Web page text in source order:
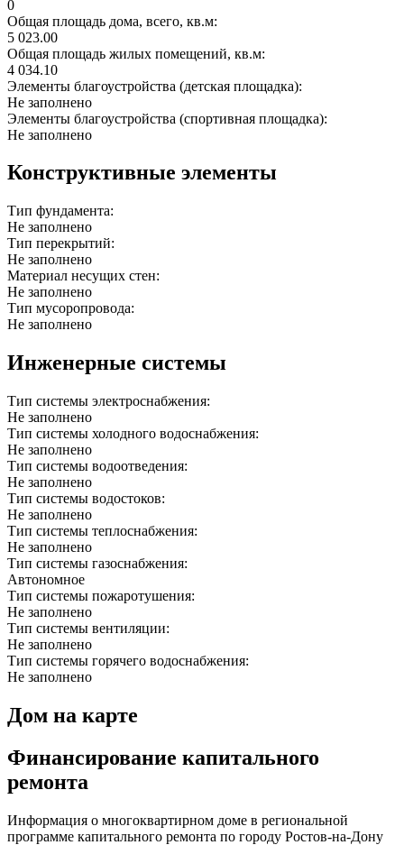
0
Общая площадь дома, всего, кв.м:
5 023.00
Общая площадь жилых помещений, кв.м:
4 034.10
Элементы благоустройства (детская площадка):
Не заполнено
Элементы благоустройства (спортивная площадка):
Не заполнено
Конструктивные элементы
Тип фундамента:
Не заполнено
Тип перекрытий:
Не заполнено
Материал несущих стен:
Не заполнено
Тип мусоропровода:
Не заполнено
Инженерные системы
Тип системы электроснабжения:
Не заполнено
Тип системы холодного водоснабжения:
Не заполнено
Тип системы водоотведения:
Не заполнено
Тип системы водостоков:
Не заполнено
Тип системы теплоснабжения:
Не заполнено
Тип системы газоснабжения:
Автономное
Тип системы пожаротушения:
Не заполнено
Тип системы вентиляции:
Не заполнено
Тип системы горячего водоснабжения:
Не заполнено
Дом на карте
Финансирование капитального
ремонта
Информация о многоквартирном доме в региональной
программе капитального ремонта по городу Ростов-на-Дону